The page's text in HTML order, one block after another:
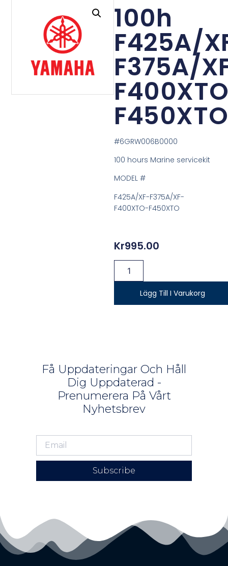
100h
F425A/
F375A/
F450XTO
#6GRW006B0000
100 hours Marine servicekit
MODEL #
F425A/XF-F375A/XF-
F400XTO-F450XTO
Kr995.00
Lägg Till I Varukorg
Få Uppdateringar Och Håll
Dig Uppdaterad -
Prenumerera På Vårt
Nyhetsbrev
Subscribe